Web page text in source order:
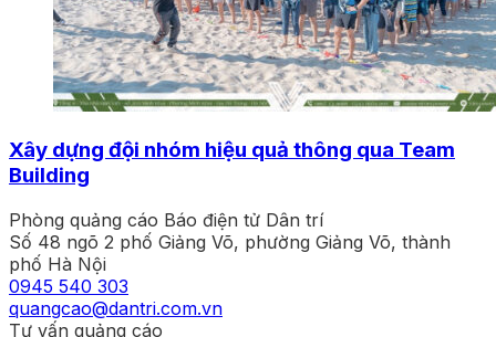
Xây dựng đội nhóm hiệu quả thông qua Team
Building
Phòng quảng cáo Báo điện tử Dân trí
Số 48 ngõ 2 phố Giảng Võ, phường Giảng Võ, thành
phố Hà Nội
0945 540 303
quangcao@dantri.com.vn
Tư vấn quảng cáo